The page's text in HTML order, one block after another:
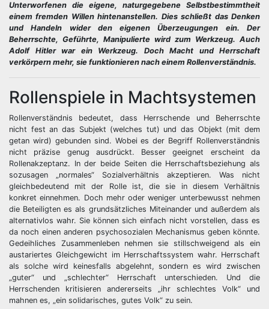
Unterworfenen die eigene, naturgegebene Selbstbestimmtheit
einem fremden Willen hintenanstellen. Dies schließt das Denken
und Handeln wider den eigenen Überzeugungen ein. Der
Beherrschte, Geführte, Manipulierte wird zum Werkzeug. Auch
Adolf Hitler war ein Werkzeug. Doch Macht und Herrschaft
verkörpern mehr, sie funktionieren nach einem Rollenverständnis.
Rollenspiele in Machtsystemen
Rollenverständnis bedeutet, dass Herrschende und Beherrschte
nicht fest an das Subjekt (welches tut) und das Objekt (mit dem
getan wird) gebunden sind. Wobei es der Begriff Rollenverständnis
nicht präzise genug ausdrückt. Besser geeignet erscheint da
Rollenakzeptanz. In der beide Seiten die Herrschaftsbeziehung als
sozusagen „normales“ Sozialverhältnis akzeptieren. Was nicht
gleichbedeutend mit der Rolle ist, die sie in diesem Verhältnis
konkret einnehmen. Doch mehr oder weniger unterbewusst nehmen
die Beteiligten es als grundsätzliches Miteinander und außerdem als
alternativlos wahr. Sie können sich einfach nicht vorstellen, dass es
da noch einen anderen psychosozialen Mechanismus geben könnte.
Gedeihliches Zusammenleben nehmen sie stillschweigend als ein
austariertes Gleichgewicht im Herrschaftssystem wahr. Herrschaft
als solche wird keinesfalls abgelehnt, sondern es wird zwischen
„guter“ und „schlechter“ Herrschaft unterschieden. Und die
Herrschenden kritisieren andererseits „ihr schlechtes Volk“ und
mahnen es, „ein solidarisches, gutes Volk“ zu sein.